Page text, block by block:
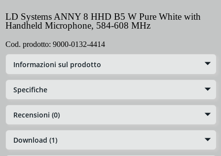
LD Systems ANNY 8 HHD B5 W Pure White with
Handheld Microphone, 584-608 MHz
Cod. prodotto: 9000-0132-4414
Informazioni sul prodotto
Specifiche
Recensioni (0)
Download (1)